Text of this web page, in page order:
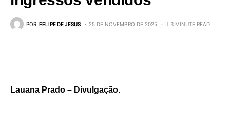
POR FELIPE DE JESUS 25 DE NOVEMBRO DE 2025 3 MINUTE READ
Lauana Prado – Divulgação.